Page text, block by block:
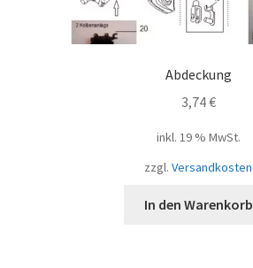
Abdeckung
3,74€
inkl. 19 % MwSt.
zzgl. Versandkosten
In den Warenkorb